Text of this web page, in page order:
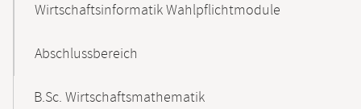
Wirtschaftsinformatik Wahlpflichtmodule
Abschlussbereich
B.Sc. Wirtschaftsmathematik